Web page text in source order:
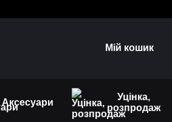
Мій кошик
Аксесуари
Уцінка,
розпродаж